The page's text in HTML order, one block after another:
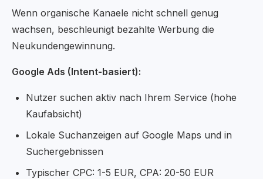
Wenn organische Kanaele nicht schnell genug
wachsen, beschleunigt bezahlte Werbung die
Neukundengewinnung.
Google Ads (Intent-basiert):
Nutzer suchen aktiv nach Ihrem Service (hohe
Kaufabsicht)
Lokale Suchanzeigen auf Google Maps und in
Suchergebnissen
Typischer CPC: 1-5 EUR, CPA: 20-50 EUR